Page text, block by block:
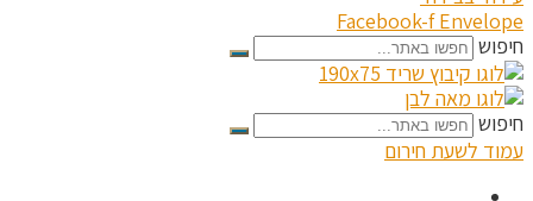
Facebook-f Envelope
חיפוש
חיפוש
עמוד לשעת חירום